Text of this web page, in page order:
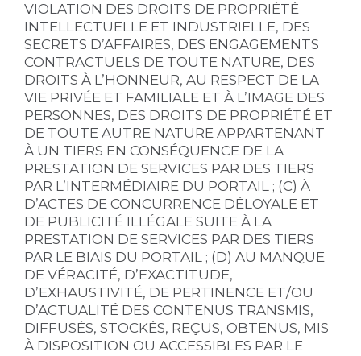
VIOLATION DES DROITS DE PROPRIÉTÉ
INTELLECTUELLE ET INDUSTRIELLE, DES
SECRETS D’AFFAIRES, DES ENGAGEMENTS
CONTRACTUELS DE TOUTE NATURE, DES
DROITS À L’HONNEUR, AU RESPECT DE LA
VIE PRIVÉE ET FAMILIALE ET À L’IMAGE DES
PERSONNES, DES DROITS DE PROPRIÉTÉ ET
DE TOUTE AUTRE NATURE APPARTENANT
À UN TIERS EN CONSÉQUENCE DE LA
PRESTATION DE SERVICES PAR DES TIERS
PAR L’INTERMÉDIAIRE DU PORTAIL ; (C) À
D’ACTES DE CONCURRENCE DÉLOYALE ET
DE PUBLICITÉ ILLÉGALE SUITE À LA
PRESTATION DE SERVICES PAR DES TIERS
PAR LE BIAIS DU PORTAIL ; (D) AU MANQUE
DE VÉRACITÉ, D’EXACTITUDE,
D’EXHAUSTIVITÉ, DE PERTINENCE ET/OU
D’ACTUALITÉ DES CONTENUS TRANSMIS,
DIFFUSÉS, STOCKÉS, REÇUS, OBTENUS, MIS
À DISPOSITION OU ACCESSIBLES PAR LE